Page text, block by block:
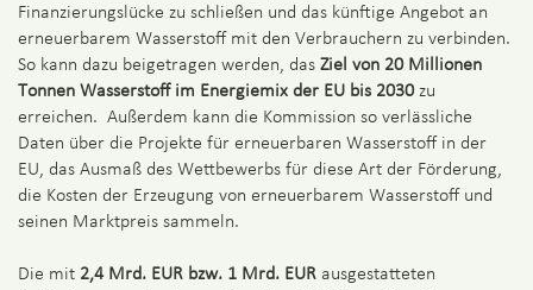
Finanzierungslücke zu schließen und das künftige Angebot an
erneuerbarem Wasserstoff mit den Verbrauchern zu verbinden.
So kann dazu beigetragen werden, das Ziel von 20 Millionen
Tonnen Wasserstoff im Energiemix der EU bis 2030zu
erreichen. Außerdem kann die Kommission so verlässliche
Daten über die Projekte für erneuerbaren Wasserstoff in der
EU, das Ausmaß des Wettbewerbs für diese Art der Förderung,
die Kosten der Erzeugung von erneuerbarem Wasserstoff und
seinen Marktpreis sammeln.
Die mit 2,4 Mrd. EUR bzw. 1 Mrd. EUR ausgestatteten